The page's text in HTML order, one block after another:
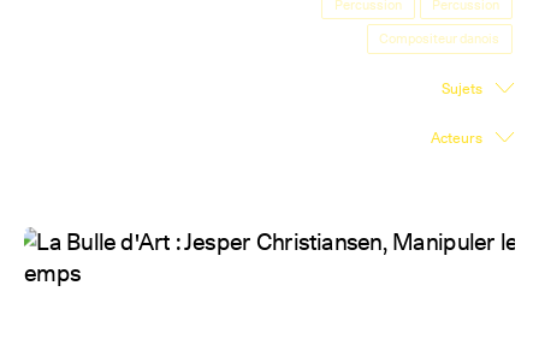
En
Percussion
Percussion
Compositeur danois
Sujets
Acteurs